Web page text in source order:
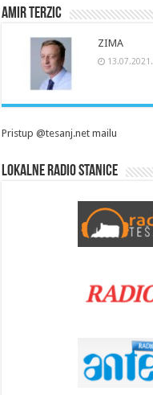
Amir Terzic
ZIMA
13.07.2021.
Pristup @tesanj.net mailu
Lokalne radio stanice